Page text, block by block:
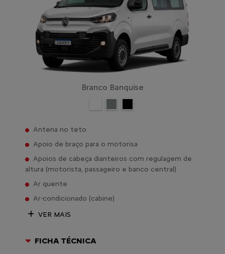
Branco Banquise
Antena no teto
Apoio de braço para o motorisa
Apoios de cabeça dianteiros com regulagem de
altura (motorista, passageiro e banco central)
Ar quente
Ar-condicionado (cabine)
VER MAIS
FICHA TÉCNICA